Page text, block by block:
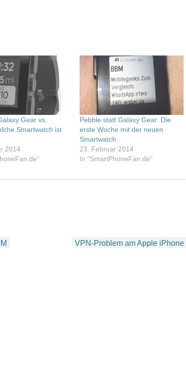
Gear vs.
Smartwatch ist
2014
Pebble statt Galaxy Gear: Die
erste Woche mit der neuen
Smartwatch
23. Februar 2014
In "SmartPhoneFan.de"
VPN-Problem am Apple iPhone